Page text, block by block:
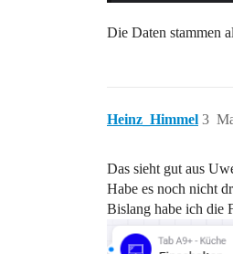
Die Daten stammen
Heinz_Himmel 3
Das sieht gut aus
Habe es noch nicht
Bislang habe ich die